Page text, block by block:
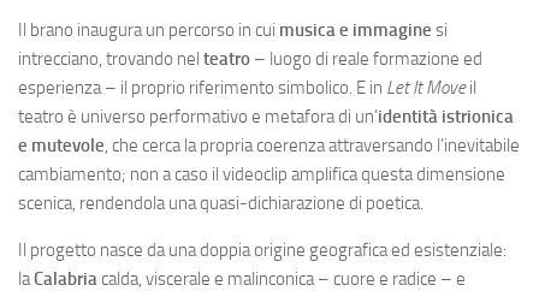
Il brano inaugura un percorso in cui musica e immagine si
intrecciano, trovando nel teatro – luogo di reale formazione ed
esperienza – il proprio riferimento simbolico. E in Let It Moveil
teatro è universo performativo e metafora di un’identità istrionica
e mutevole, che cerca la propria coerenza attraversando l’inevitabile
cambiamento; non a caso il videoclip amplifica questa dimensione
scenica, rendendola una quasi-dichiarazione di poetica.
Il progetto nasce da una doppia origine geografica ed esistenziale:
laCalabriacalda, viscerale e malinconica – cuore e radice – e